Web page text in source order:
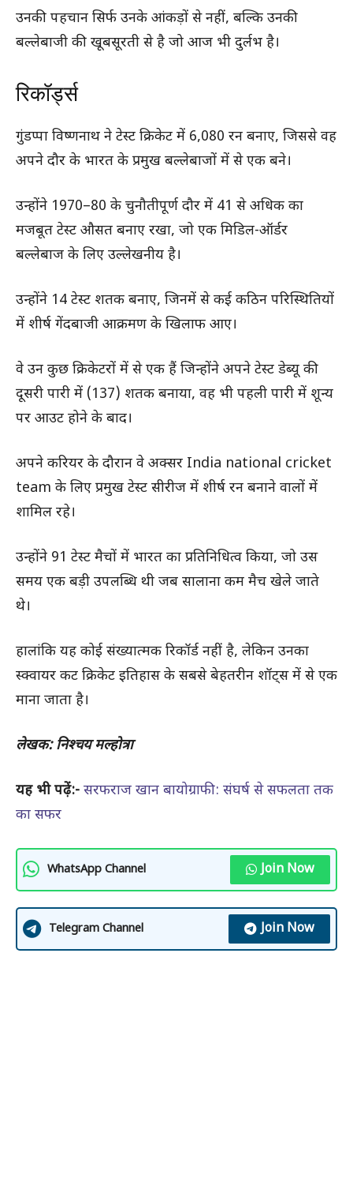
उनकी पहचान सिर्फ उनके आंकड़ों से नहीं, बल्कि उनकी
बल्लेबाजी की खूबसूरती से है जो आज भी दुर्लभ है।
रिकॉर्ड्स
गुंडप्पा विष्णनाथ ने टेस्ट क्रिकेट में 6,080 रन बनाए, जिससे वह
अपने दौर के भारत के प्रमुख बल्लेबाजों में से एक बने।
उन्होंने 1970–80 के चुनौतीपूर्ण दौर में 41 से अधिक का
मजबूत टेस्ट औसत बनाए रखा, जो एक मिडिल-ऑर्डर
बल्लेबाज के लिए उल्लेखनीय है।
उन्होंने 14 टेस्ट शतक बनाए, जिनमें से कई कठिन परिस्थितियों
में शीर्ष गेंदबाजी आक्रमण के खिलाफ आए।
वे उन कुछ क्रिकेटरों में से एक हैं जिन्होंने अपने टेस्ट डेब्यू की
दूसरी पारी में (137) शतक बनाया, वह भी पहली पारी में शून्य
पर आउट होने के बाद।
अपने करियर के दौरान वे अक्सर India national cricket
team के लिए प्रमुख टेस्ट सीरीज में शीर्ष रन बनाने वालों में
शामिल रहे।
उन्होंने 91 टेस्ट मैचों में भारत का प्रतिनिधित्व किया, जो उस
समय एक बड़ी उपलब्धि थी जब सालाना कम मैच खेले जाते
थे।
हालांकि यह कोई संख्यात्मक रिकॉर्ड नहीं है, लेकिन उनका
स्क्वायर कट क्रिकेट इतिहास के सबसे बेहतरीन शॉट्स में से एक
माना जाता है।
लेखक: निश्‍चय मल्होत्रा
यह भी पढ़ें:- सरफराज खान बायोग्राफी: संघर्ष से सफलता तक
का सफर
WhatsApp Channel Join Now
Telegram Channel Join Now